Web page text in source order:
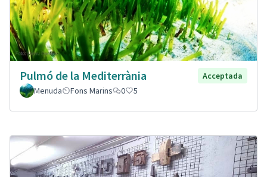
Pulmó de la Mediterrània
Acceptada
Menuda
Fons Marins 0 5